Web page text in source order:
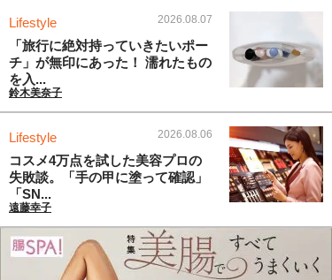
Lifestyle 2026.08.07
「旅行に絶対持っていきたいポー
チ」が無印にあった！ 濡れたもの
を入...
鈴木美奈子
Lifestyle 2026.08.06
コスメ4万点を試した美容プロの
失敗談。「手の甲に塗って確認」
「SN...
遠藤幸子